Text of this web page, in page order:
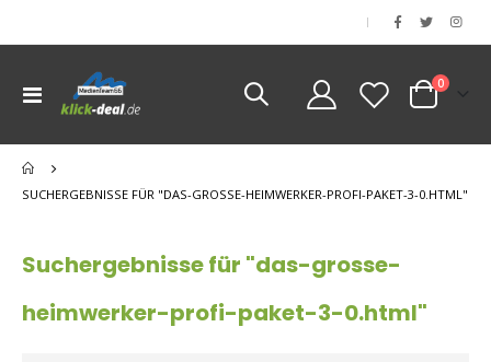
|
Navigation
umschalten
Cart
0Artikel
SUCHERGEBNISSE FÜR "DAS-GROSSE-HEIMWERKER-PROFI-PAKET-3-0.HTML"
Suchergebnisse für "das-grosse-
heimwerker-profi-paket-3-0.html"